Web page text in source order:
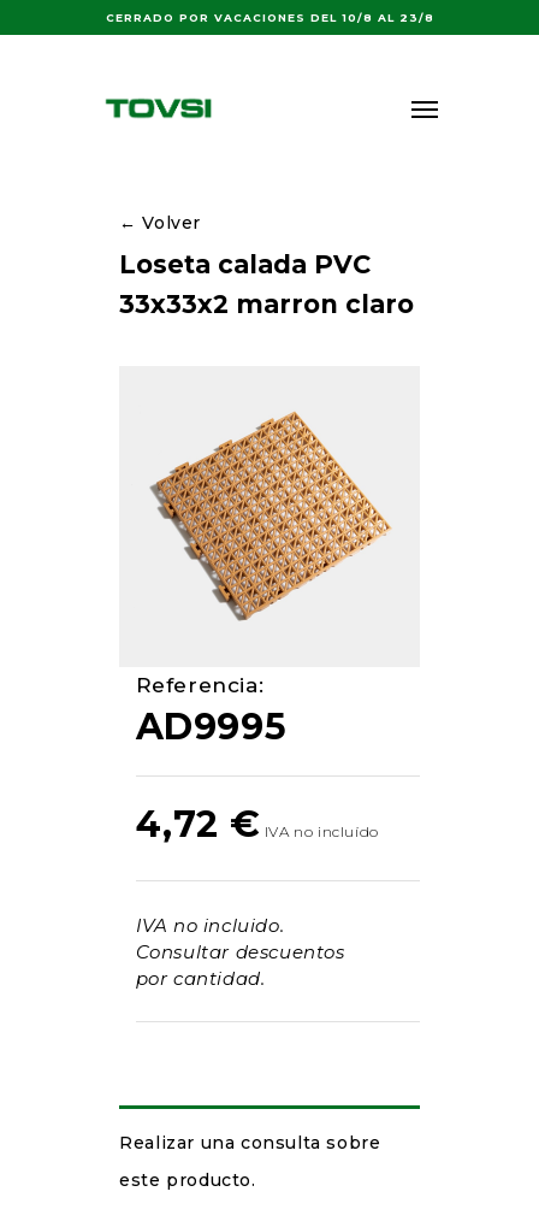
CERRADO POR VACACIONES DEL 10/8 AL 23/8
← Volver
Loseta calada PVC
33x33x2 marron claro
Referencia:
AD9995
4,72 €
IVA no incluido.
Consultar descuentos
por cantidad.
Realizar una consulta sobre
este producto.